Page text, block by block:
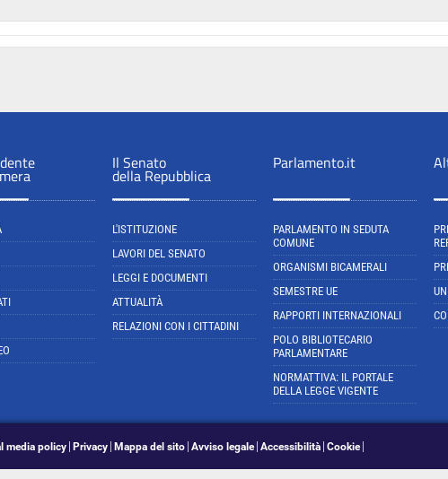
Il Senato
della Repubblica
L'ISTITUZIONE
LAVORI DEL SENATO
LEGGI E DOCUMENTI
ATTUALITÀ
RELAZIONI CON I CITTADINI
Parlamento.it
PARLAMENTO IN SEDUTA
COMUNE
ORGANISMI BICAMERALI
SEMESTRE UE
RAPPORTI INTERNAZIONALI
POLO BIBLIOTECARIO
PARLAMENTARE
NORMATTIVA: IL PORTALE
DELLA LEGGE VIGENTE
media policy Privacy Mappa del sito Avviso legale Accessibilità Cookie